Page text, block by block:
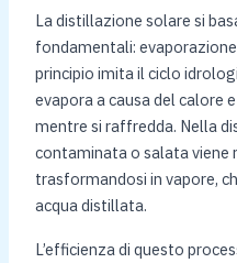
La distillazione solare si
fondamentali:
principio imita il ciclo
evapora a causa del calore
mentre si raffredda. Nella
contaminata o salata viene
trasformandosi in vapore,
acqua distillata.
L’efficienza di questo